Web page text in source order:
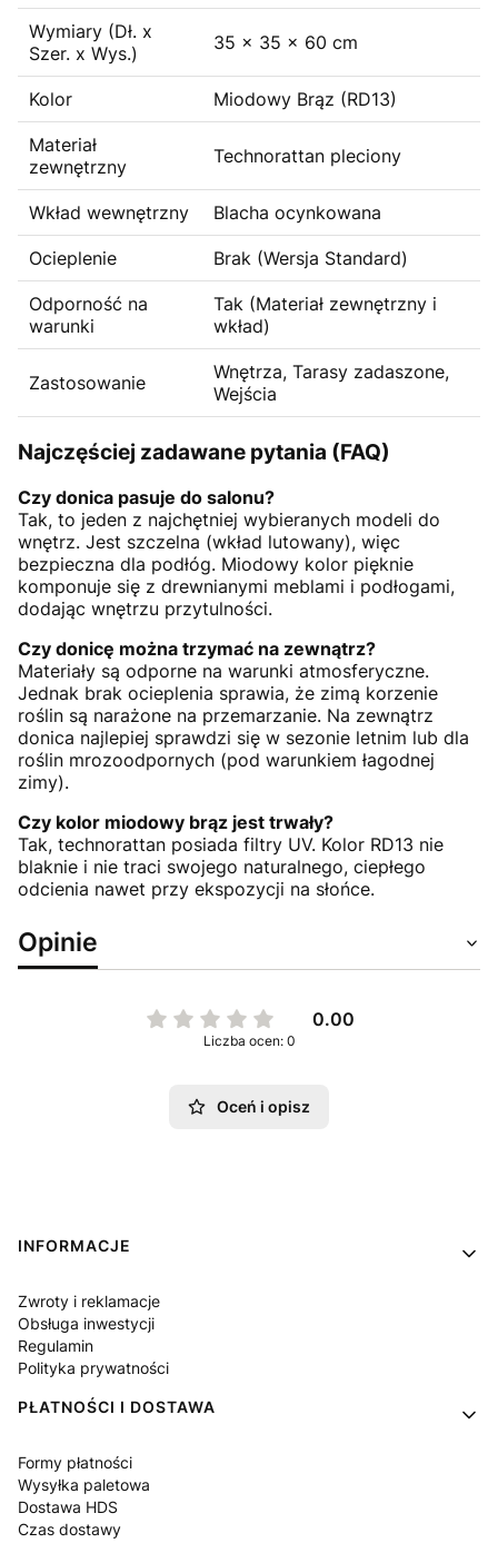
Wymiary (Dł. x
Szer. x Wys.)
35 x 35 x 60 cm
Kolor Miodowy Brąz (RD13)
Materiał
zewnętrzny
Technorattan pleciony
Wkład wewnętrzny Blacha ocynkowana
Ocieplenie Brak (Wersja Standard)
Odporność na
warunki
Tak (Materiał zewnętrzny i
wkład)
Zastosowanie
Wnętrza, Tarasy zadaszone,
Wejścia
Najczęściej zadawane pytania (FAQ)
Czy donica pasuje do salonu?
Tak, to jeden z najchętniej wybieranych modeli do
wnętrz. Jest szczelna (wkład lutowany), więc
bezpieczna dla podłóg. Miodowy kolor pięknie
komponuje się z drewnianymi meblami i podłogami,
dodając wnętrzu przytulności.
Czy donicę można trzymać na zewnątrz?
Materiały są odporne na warunki atmosferyczne.
Jednak brak ocieplenia sprawia, że zimą korzenie
roślin są narażone na przemarzanie. Na zewnątrz
donica najlepiej sprawdzi się w sezonie letnim lub dla
roślin mrozoodpornych (pod warunkiem łagodnej
zimy).
Czy kolor miodowy brąz jest trwały?
Tak, technorattan posiada filtry UV. Kolor RD13 nie
blaknie i nie traci swojego naturalnego, ciepłego
odcienia nawet przy ekspozycji na słońce.
Opinie
0.00
Liczba ocen: 0
Oceń i opisz
Linki w stopce
INFORMACJE
Zwroty i reklamacje
Obsługa inwestycji
Regulamin
Polityka prywatności
PŁATNOŚCI I DOSTAWA
Formy płatności
Wysyłka paletowa
Dostawa HDS
Czas dostawy